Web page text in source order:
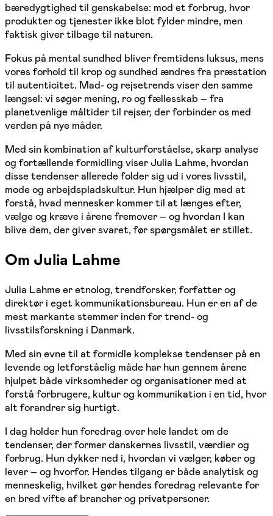
bæredygtighed til genskabelse: mod et forbrug, hvor
produkter og tjenester ikke blot fylder mindre, men
faktisk giver tilbage til naturen.
Fokus på mental sundhed bliver fremtidens luksus, mens
vores forhold til krop og sundhed ændres fra præstation
til autenticitet. Mad- og rejsetrends viser den samme
længsel: vi søger mening, ro og fællesskab – fra
planetvenlige måltider til rejser, der forbinder os med
verden på nye måder.
Med sin kombination af kulturforståelse, skarp analyse
og fortællende formidling viser Julia Lahme, hvordan
disse tendenser allerede folder sig ud i vores livsstil,
mode og arbejdspladskultur. Hun hjælper dig med at
forstå, hvad mennesker kommer til at længes efter,
vælge og kræve i årene fremover – og hvordan I kan
blive dem, der giver svaret, før spørgsmålet er stillet.
Om Julia Lahme
Julia Lahme er etnolog, trendforsker, forfatter og
direktør i eget kommunikationsbureau. Hun er en af de
mest markante stemmer inden for trend- og
livsstilsforskning i Danmark.
Med sin evne til at formidle komplekse tendenser på en
levende og letforståelig måde har hun gennem årene
hjulpet både virksomheder og organisationer med at
forstå forbrugere, kultur og kommunikation i en tid, hvor
alt forandrer sig hurtigt.
I dag holder hun foredrag over hele landet om de
tendenser, der former danskernes livsstil, værdier og
forbrug. Hun dykker ned i, hvordan vi vælger, køber og
lever – og hvorfor. Hendes tilgang er både analytisk og
menneskelig, hvilket gør hendes foredrag relevante for
en bred vifte af brancher og privatpersoner.